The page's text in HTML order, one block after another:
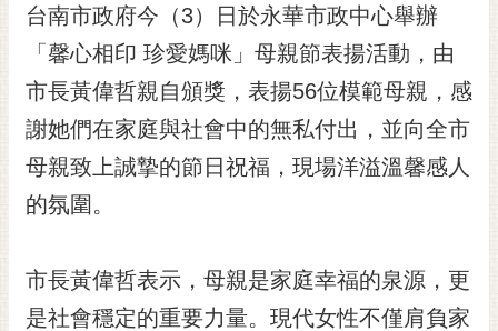
市政資訊
市民互動
黃
偉
哲
螢
花
泉
台南市政府今（3）日於永華市政中心舉辦
「馨心相印 珍愛媽咪」母親節表揚活動，由
市長黃偉哲親自頒獎，表揚56位模範母親，感
謝她們在家庭與社會中的無私付出，並向全市
母親致上誠摯的節日祝福，現場洋溢溫馨感人
的氛圍。
市長黃偉哲表示，母親是家庭幸福的泉源，更
是社會穩定的重要力量。現代女性不僅肩負家